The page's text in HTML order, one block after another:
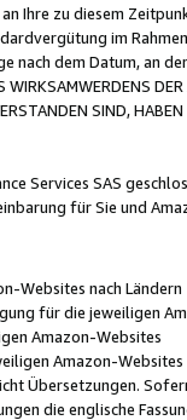
Ihre zu diesem
im
dem Datum, an
SIND,
Services SAS
für Sie und
Websites nach Ländern
für die jeweiligen
Amazon-Websites
Amazon-Websites
Übersetzungen.
die englische